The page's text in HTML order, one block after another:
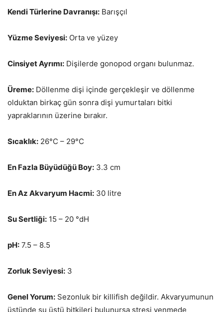
Kendi Türlerine Davranışı: Barışçıl
Yüzme Seviyesi: Orta ve yüzey
Cinsiyet Ayrımı: Dişilerde gonopod organı bulunmaz.
Üreme: Döllenme dişi içinde gerçekleşir ve döllenme
olduktan birkaç gün sonra dişi yumurtaları bitki
yapraklarının üzerine bırakır.
Sıcaklık: 26°C – 29°C
En Fazla Büyüdüğü Boy: 3.3 cm
En Az Akvaryum Hacmi: 30 litre
Su Sertliği: 15 – 20 °dH
pH: 7.5 – 8.5
Zorluk Seviyesi: 3
Genel Yorum: Sezonluk bir killifish değildir. Akvaryumunun
üstünde su üstü bitkileri bulunursa stresi yenmede